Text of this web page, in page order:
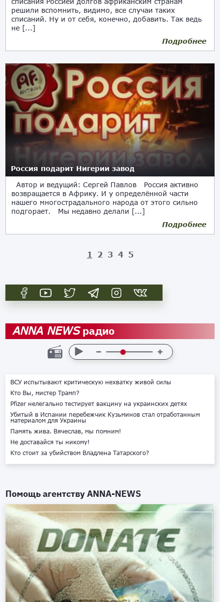
решили вспомнить, видимо, все случаи таких
списаний. Ну и от себя, конечно, добавить. Так ведь
не [...]
Подробнее
Россия подарит Нигерии завод
Автор и ведущий: Сергей Павлов Россия активно
возвращается в Африку. И у определённой части
нашего многострадального народа от этого сильно
подгорает. Мы недавно делали [...]
Подробнее
1 2 3 4 5
ANNA NEWSрадио
ВСУ испытывают критическую нехватку живой силы
Кто Вы, мистер Трамп?
Pfizer нелегально тестирует вакцину на украинских детях
Убитый в Испании перебежчик Кузьминов стал отработанным
материалом для Украины
Память жива. Вячеслав, мы помним!
Не доставайся ты никому!
Кто стоит за убийством Владлена Татарского?
Помощь агентствуANNA-NEWS